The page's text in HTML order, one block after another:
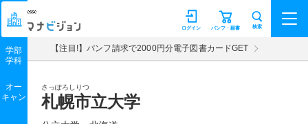
マナビジョン パンフ・願書
ログイン 検索
【注目!】パンフ請求で2000円分電子図書カードGET
さっぽろしりつ
札幌市立大学
学部
学科
オー
キャン